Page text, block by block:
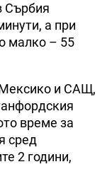
Сърбия
а при
малко – 55
Мексико и САЩ,
време за
сред
2 години,